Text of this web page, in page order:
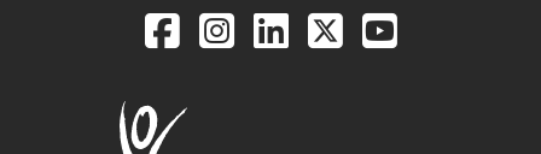
Legal Aid Ontario
FacebookInstagram
LinkedIn
X YouTube